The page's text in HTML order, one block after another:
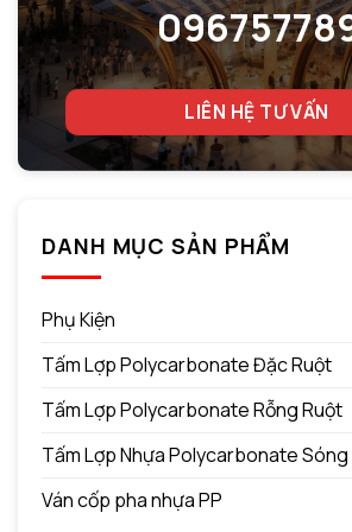
LIÊN HỆ TƯ VẤN
DANH MỤC SẢN PHẨM
Phụ Kiện
Tấm Lợp Polycarbonate Đặc Ruột
Tấm Lợp Polycarbonate Rỗng Ruột
Tấm Lợp Nhựa Polycarbonate Sóng
Ván cốp pha nhựa PP